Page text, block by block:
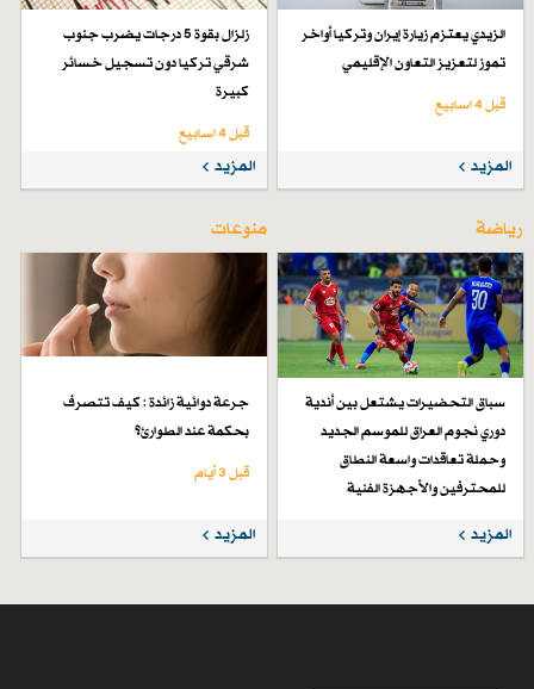
الزيدي يعتزم زيارة إيران وتركيا أواخر
تموز لتعزيز التعاون الإقليمي
قبل 4 اسابیع
المزيد
زلزال بقوة 5 درجات يضرب جنوب
شرقي تركيا دون تسجيل خسائر
كبيرة
قبل 4 اسابیع
المزيد
رياضة
سباق التحضيرات يشتعل بين أندية
دوري نجوم العراق للموسم الجديد
وحملة تعاقدات واسعة النطاق
للمحترفين والأجهزة الفنية
قبل 7 أيام
المزيد
منوعات
جرعة دوائية زائدة : كيف تتصرف
بحكمة عند الطوارئ؟
قبل 3 أيام
المزيد